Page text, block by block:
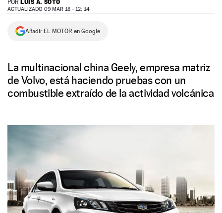
NEWSLETTER
POR LUIS A. SOTO
ACTUALIZADO 09 MAR 18 - 12: 14
Añadir EL MOTOR en Google
La multinacional china Geely, empresa matriz
de Volvo, está haciendo pruebas con un
combustible extraído de la actividad volcánica